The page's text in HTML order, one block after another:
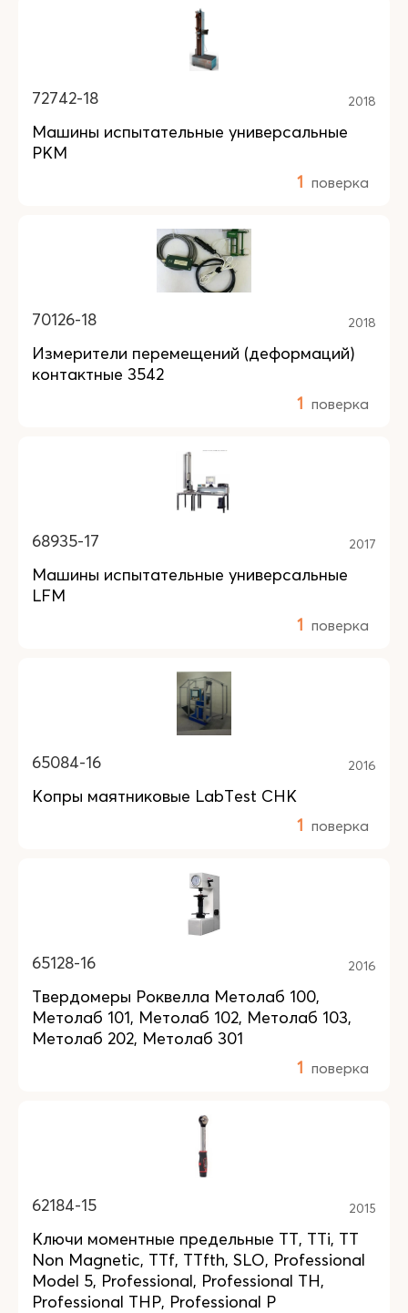
72742-18 2018
Машины испытательные универсальные
РКМ
1 поверка
70126-18 2018
Измерители перемещений (деформаций)
контактные 3542
1 поверка
68935-17 2017
Машины испытательные универсальные
LFM
1 поверка
65084-16 2016
Копры маятниковые LabTest СНК
1 поверка
65128-16 2016
Твердомеры Роквелла Метолаб 100,
Метолаб 101, Метолаб 102, Метолаб 103,
Метолаб 202, Метолаб 301
1 поверка
62184-15 2015
Ключи моментные предельные TT, TTi, ТТ
Non Magnetic, TTf, TTfth, SLO, Professional
Model 5, Professional, Professional TH,
Professional THP, Professional P